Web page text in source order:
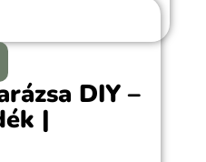
DIY –
|